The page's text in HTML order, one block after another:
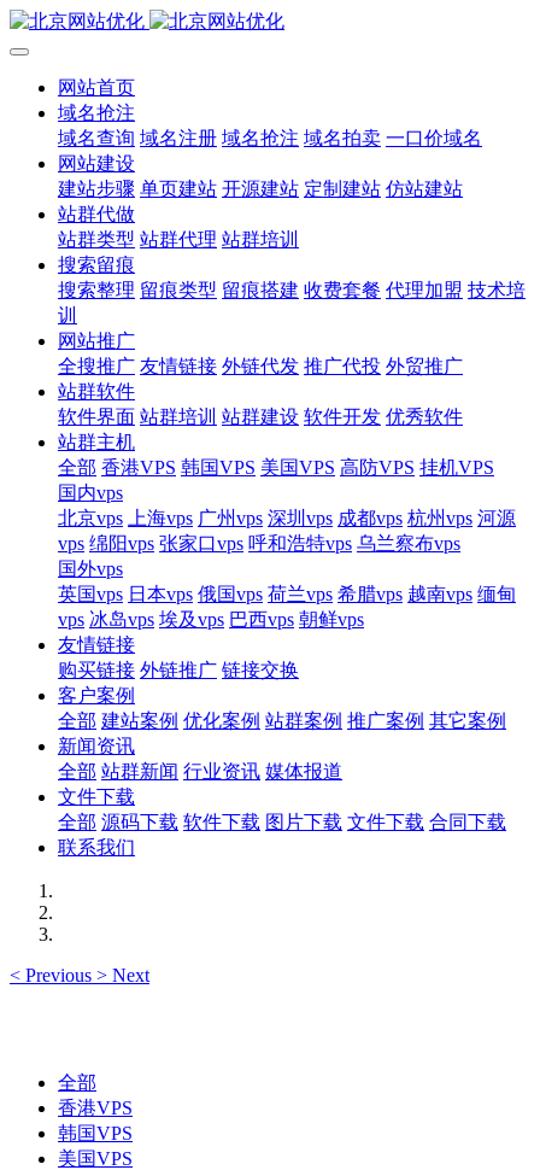
网站首页
域名抢注
域名查询 域名注册 域名抢注 域名拍卖 一口价域名
网站建设
建站步骤 单页建站 开源建站 定制建站 仿站建站
站群代做
站群类型 站群代理 站群培训
搜索留痕
搜索整理 留痕类型 留痕搭建 收费套餐 代理加盟 技术培
训
网站推广
全搜推广 友情链接 外链代发 推广代投 外贸推广
站群软件
软件界面 站群培训 站群建设 软件开发 优秀软件
站群主机
全部 香港VPS 韩国VPS 美国VPS 高防VPS 挂机VPS
国内vps
北京vps
上海vps 广州vps 深圳vps 成都vps 杭州vps 河源
vps 绵阳vps 张家口vps 呼和浩特vps 乌兰察布vps
国外vps
英国vps 日本vps 俄国vps 荷兰vps 希腊vps 越南vps 缅甸
vps 冰岛vps 埃及vps 巴西vps 朝鲜vps
友情链接
购买链接 外链推广 链接交换
客户案例
全部 建站案例 优化案例 站群案例 推广案例 其它案例
新闻资讯
全部 站群新闻 行业资讯 媒体报道
文件下载
全部 源码下载 软件下载 图片下载 文件下载 合同下载
联系我们
< Previous > Next
全部
香港VPS
韩国VPS
美国VPS